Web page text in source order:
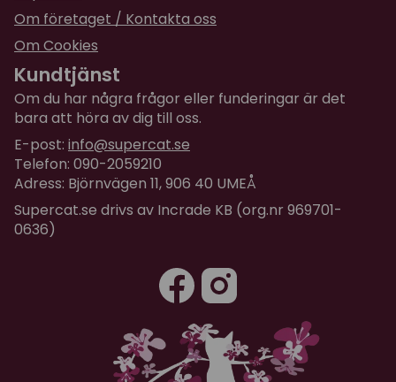
Om företaget / Kontakta oss
Om Cookies
Kundtjänst
Om du har några frågor eller funderingar är det
bara att höra av dig till oss.
E-post: info@supercat.se
Telefon: 090-2059210
Adress: Björnvägen 11, 906 40 UMEÅ
Supercat.se drivs av Incrade KB (org.nr 969701-
0636)